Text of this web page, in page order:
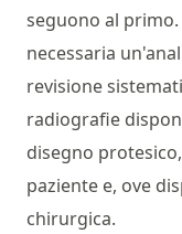
seguono al
necessaria
revisione
radiografie
disegno
paziente e, ove
chirurgica.